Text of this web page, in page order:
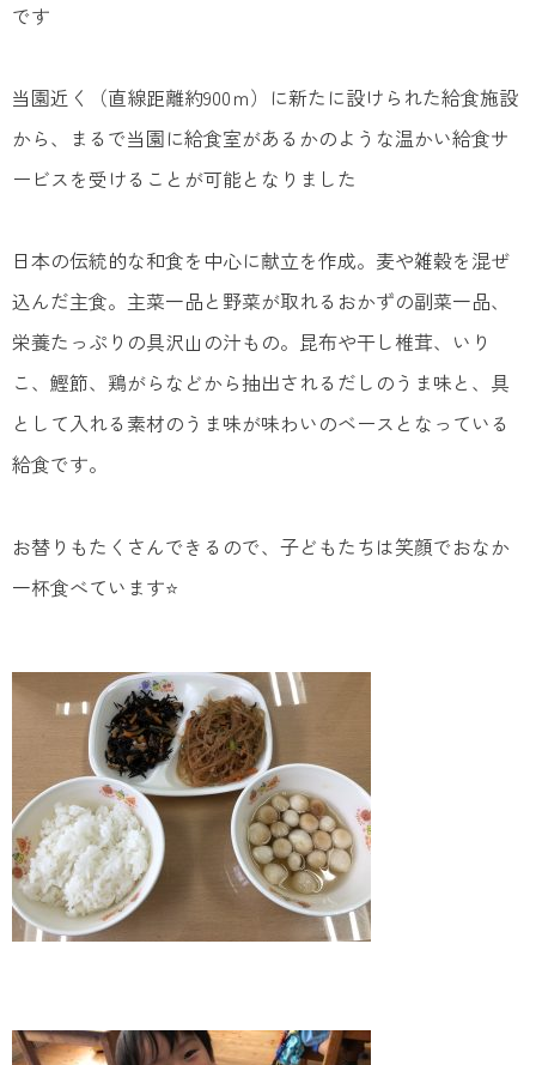
です
当園近く（直線距離約900ｍ）に新たに設けられた給食施設
から、まるで当園に給食室があるかのような温かい給食サ
ービスを受けることが可能となりました
日本の伝統的な和食を中心に献立を作成。麦や雑穀を混ぜ
込んだ主食。主菜一品と野菜が取れるおかずの副菜一品、
栄養たっぷりの具沢山の汁もの。昆布や干し椎茸、いり
こ、鰹節、鶏がらなどから抽出されるだしのうま味と、具
として入れる素材のうま味が味わいのベースとなっている
給食です。
お替りもたくさんできるので、子どもたちは笑顔でおなか
一杯食べています⭐